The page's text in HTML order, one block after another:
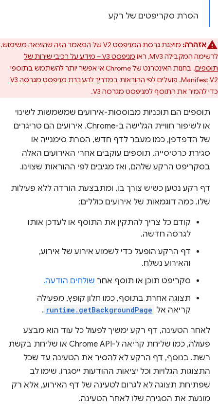
הסרת סקריפטים של רקע
אזהרה:
מוצגת גרסת המניפסט V2 של המאמר הזה שהוצאה משימוש.
לרשימה המקבילה MV3, ראו
מניפסט V3 – מידע על רכיבי שירות של
תוספים
. בחנות האינטרנט של Chrome אי אפשר יותר להשתמש בתוספי
Manifest V2. פועלים לפי ההוראות
במדריך להעברת מניפסט מגרסה V3
כדי להמיר את התוסף למניפסט מגרסה V3.
תוספים הם תוכניות מבוססות-אירועים שמשמשות לשינוי
או לשיפור חוויית הגלישה ב-Chrome. אירועים הם טריגרים
של הדפדפן, כמו מעבר לדף חדש, הסרת סימנייה או
סגירת כרטיסייה. תוספים עוקבים אחרי האירועים האלה
בסקריפט הרקע שלהם, ואז מגיבים לפי ההוראות שצוינו.
דף רקע נטען כשיש צורך בו, ומתבצעת הורדה ללא פעילות
שלו. כמה דוגמאות של אירועים כוללים:
קודם כל צריך להתקין את התוסף או לעדכן אותו
לגרסה חדשה.
דף הרקע הופעל כדי לשמוע אירוע של אירוע,
והאירוע נשלח.
סקריפט תוכן או תוסף אחר שולחים הודעה.
תצוגה אחרת בתוסף, כמו חלון קופץ, מפעילה
קריאה אל runtime.getBackgroundPage
.
לאחר הטעינה, דף רקע ימשיך לפעול כל עוד הוא מבצע
פעולה, כמו שליחת קריאה ל-Chrome API או שליחת בקשת
רשת. בנוסף, דף הרקע לא להסיר את הטעינה עד שכל
התצוגות הגלויות וכל יציאות ההודעות ייסגרו. שימו לב
שפתיחת תצוגה לא לגרום לטעינה של דף האירוע, אלא רק
מונעת את הסגירה שלו לאחר הטעינה.